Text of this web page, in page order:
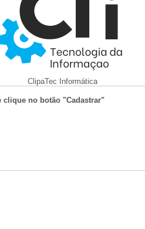
ClipaTec Informática
clique no botão "Cadastrar"